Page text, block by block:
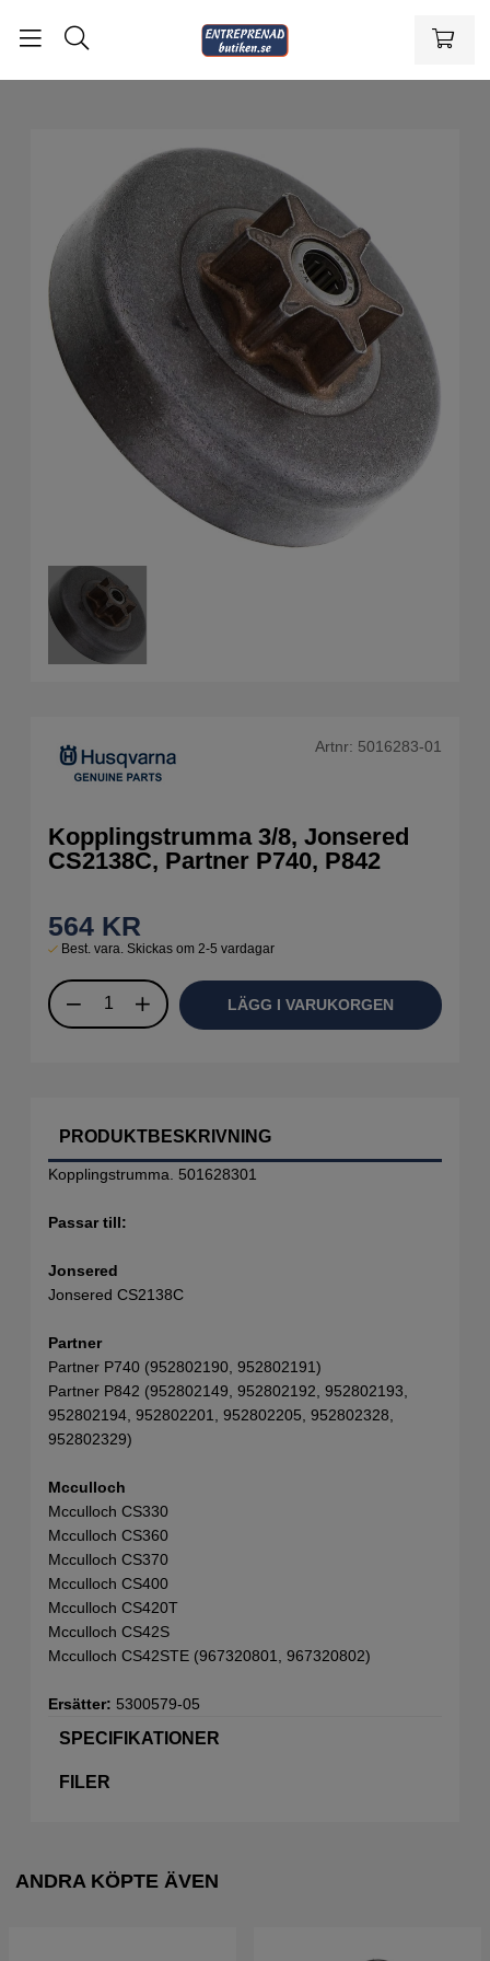
Artnr: 5016283-01
Kopplingstrumma 3/8, Jonsered
CS2138C, Partner P740, P842
564 KR
Best. vara. Skickas om 2-5 vardagar
LÄGG I VARUKORGEN
PRODUKTBESKRIVNING
Kopplingstrumma. 501628301
Passar till:
Jonsered
Jonsered CS2138C
Partner
Partner P740 (952802190, 952802191)
Partner P842 (952802149, 952802192, 952802193,
952802194, 952802201, 952802205, 952802328,
952802329)
Mcculloch
Mcculloch CS330
Mcculloch CS360
Mcculloch CS370
Mcculloch CS400
Mcculloch CS420T
Mcculloch CS42S
Mcculloch CS42STE (967320801, 967320802)
Ersätter: 5300579-05
SPECIFIKATIONER
FILER
ANDRA KÖPTE ÄVEN